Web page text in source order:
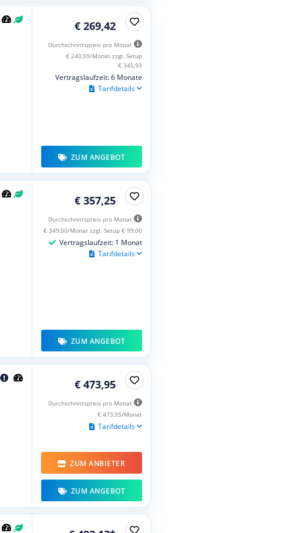
€ 269,42
Durchschnittspreis pro Monat
€ 240,59/Monat zzgl. Setup
€ 345,93
Vertragslaufzeit: 6 Monate
Tarifdetails
ZUM ANGEBOT
€ 357,25
Durchschnittspreis pro Monat
€ 349,00/Monat zzgl. Setup € 99,00
Vertragslaufzeit: 1 Monat
Tarifdetails
ZUM ANGEBOT
€ 473,95
Durchschnittspreis pro Monat
€ 473,95/Monat
Tarifdetails
ZUM ANBIETER
ZUM ANGEBOT